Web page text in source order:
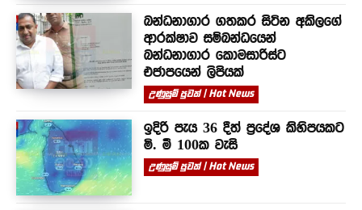
බන්ධනාගාර ගතකර සිටින අකිලගේ
ආරක්ෂාව සම්බන්ධයෙන්
බන්ධනාගාර කොමසාරිස්ට
එජාපයෙන් ලිපියක්
උණුසුම් පුවත් | Hot News
ඉදිරි පැය 36 දීත් ප්‍රදේශ කිහිපයකට
මි. මී 100ක වැසි
උණුසුම් පුවත් | Hot News